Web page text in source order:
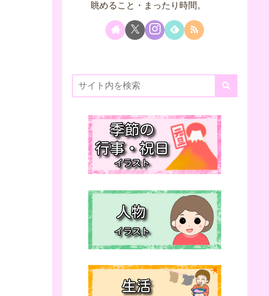
眺めること・まったり時間。